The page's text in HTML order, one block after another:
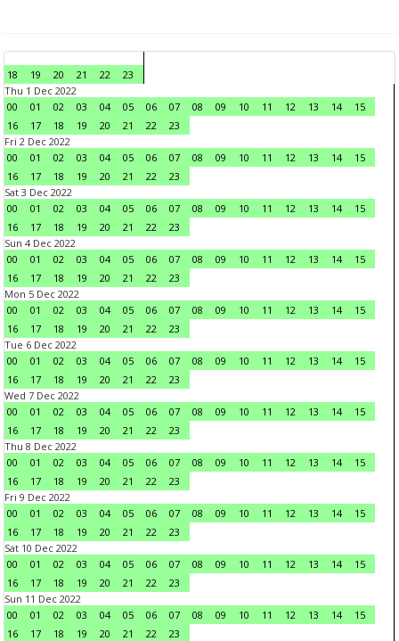
18 19 20 21 22
23
Thu 1 Dec 2022
00
01 02 03 04 05 06 07 08 09 10 11 12 13 14
15
16
17 18 19 20 21 22
23
Fri 2 Dec 2022
00
01 02 03 04 05 06 07 08 09 10 11 12 13 14
15
16
17 18 19 20 21 22
23
Sat 3 Dec 2022
00
01 02 03 04 05 06 07 08 09 10 11 12 13 14
15
16
17 18 19 20 21 22
23
Sun 4 Dec 2022
00
01 02 03 04 05 06 07 08 09 10 11 12 13 14
15
16
17 18 19 20 21 22
23
Mon 5 Dec 2022
00
01 02 03 04 05 06 07 08 09 10 11 12 13 14
15
16
17 18 19 20 21 22
23
Tue 6 Dec 2022
00
01 02 03 04 05 06 07 08 09 10 11 12 13 14
15
16
17 18 19 20 21 22
23
Wed 7 Dec 2022
00
01 02 03 04 05 06 07 08 09 10 11 12 13 14
15
16
17 18 19 20 21 22
23
Thu 8 Dec 2022
00
01 02 03 04 05 06 07 08 09 10 11 12 13 14
15
16
17 18 19 20 21 22
23
Fri 9 Dec 2022
00
01 02 03 04 05 06 07 08 09 10 11 12 13 14
15
16
17 18 19 20 21 22
23
Sat 10 Dec 2022
00
01 02 03 04 05 06 07 08 09 10 11 12 13 14
15
16
17 18 19 20 21 22
23
Sun 11 Dec 2022
00
01 02 03 04 05 06 07 08 09 10 11 12 13 14
15
16
17 18 19 20 21 22
23